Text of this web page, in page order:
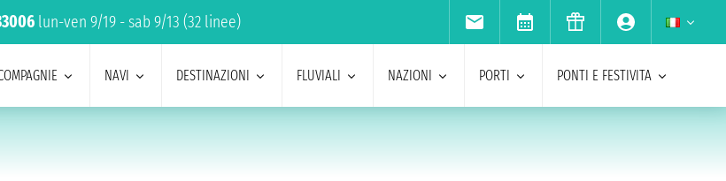
lun-ven 9/19 - sab 9/13 (32 linee)
NAVI DESTINAZIONI FLUVIALI NAZIONI PORTI PONTI E FESTIVITA